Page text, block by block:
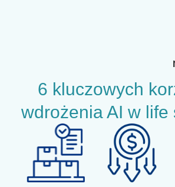
6 kluczowych
wdrożenia AI w life